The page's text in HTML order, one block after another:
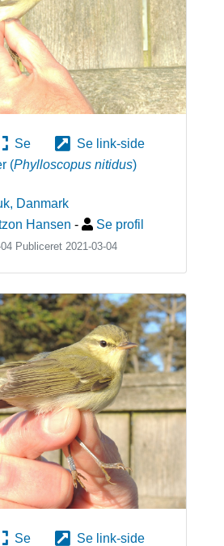
Se
Se link-side
(Phylloscopus nitidus)
, Danmark
Hansen - Se profil
Publiceret 2021-03-04
Se Se link-side